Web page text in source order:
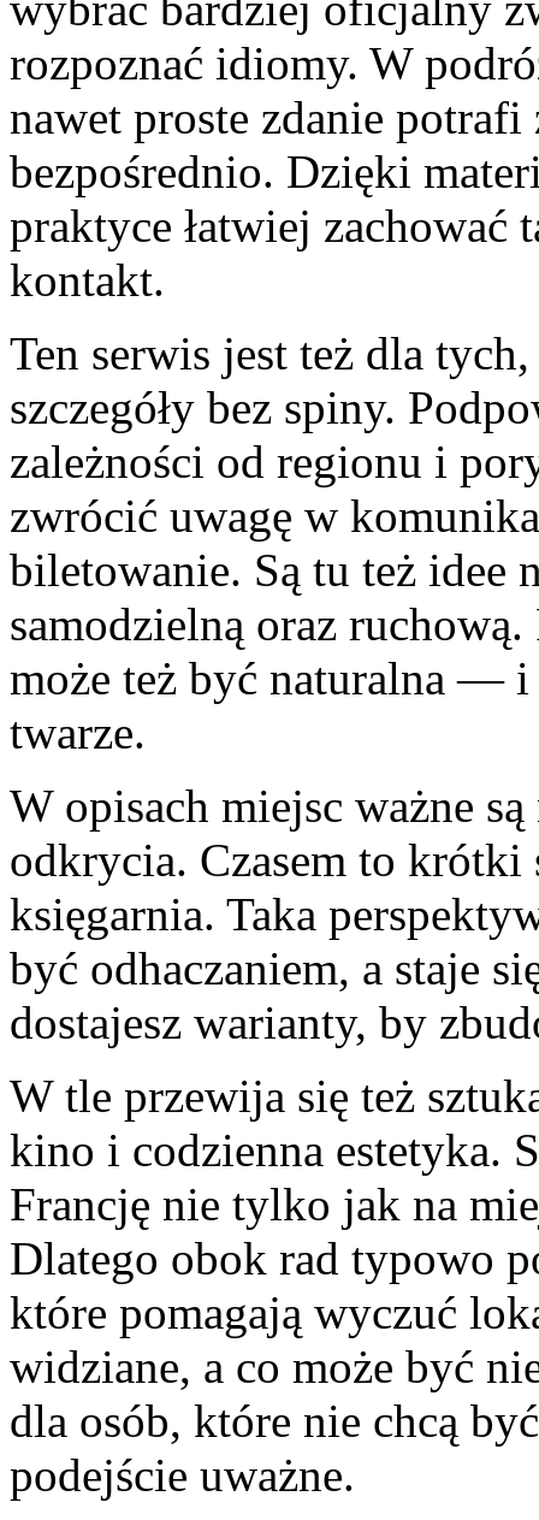
rozpoznać idiomy. W
nawet proste zdanie
bezpośrednio. Dzięki
praktyce łatwiej zachować
kontakt.
Ten serwis jest też dla
szczegóły bez spiny.
zależności od regionu i
zwrócić uwagę w
biletowanie. Są tu też idee
samodzielną oraz
może też być naturalna — i
twarze.
W opisach miejsc ważne
odkrycia. Czasem to krótki
księgarnia. Taka
być odhaczaniem, a staje
dostajesz warianty, by
W tle przewija się też
kino i codzienna estetyka.
Francję nie tylko jak na
Dlatego obok rad typowo
które pomagają wyczuć
widziane, a co może być
dla osób, które nie chcą
podejście uważne.